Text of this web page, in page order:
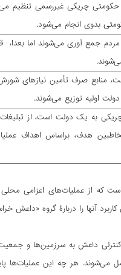
حکومتی چریکی غیررسمی تنظیم
بدوی انجام می‌شود.
مردم جمع آوری می‌شوند اما بعدا،
صرف تأمین نیازهای شورش
اولیه توزیع می‌شوند.
به یک دولت است، از
هدف، براساس اهداف
از عملیات‌های اعزامی محلی
آنها را دربارۀ گروه «داعش
کنترلی داعش به سرزمین‌ها و
هر چه این عملیات‌ها